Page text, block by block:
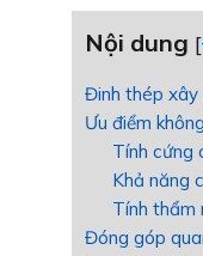
Nội dung [
Đinh thép xây
Ưu điểm
Tính cứng
Khả năng
Tính thẩm
Đóng góp